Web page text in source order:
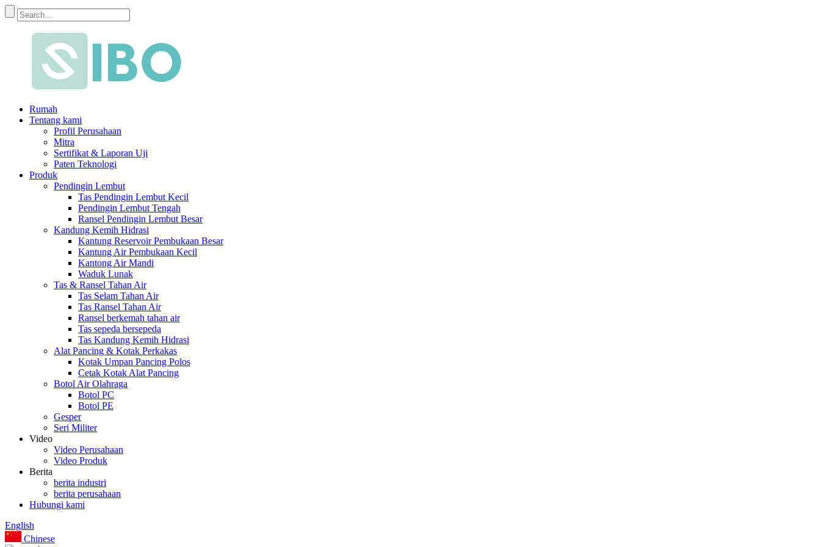
Rumah
Tentang kami
Profil Perusahaan
Mitra
Sertifikat & Laporan Uji
Paten Teknologi
Produk
Pendingin Lembut
Tas Pendingin Lembut Kecil
Pendingin Lembut Tengah
Ransel Pendingin Lembut Besar
Kandung Kemih Hidrasi
Kantung Reservoir Pembukaan Besar
Kantung Air Pembukaan Kecil
Kantong Air Mandi
Waduk Lunak
Tas & Ransel Tahan Air
Tas Selam Tahan Air
Tas Ransel Tahan Air
Ransel berkemah tahan air
Tas sepeda bersepeda
Tas Kandung Kemih Hidrasi
Alat Pancing & Kotak Perkakas
Kotak Umpan Pancing Polos
Cetak Kotak Alat Pancing
Botol Air Olahraga
Botol PC
Botol PE
Gesper
Seri Militer
Video
Video Perusahaan
Video Produk
Berita
berita industri
berita perusahaan
Hubungi kami
English
Chinese